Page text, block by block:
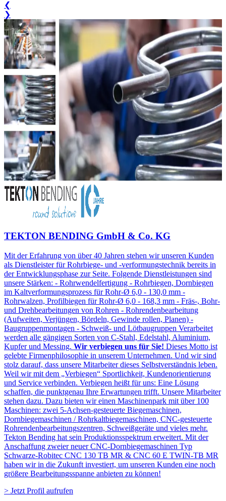
❮
❯
TEKTON BENDING GmbH & Co. KG
Mit der Erfahrung von über 40 Jahren stehen wir unseren Kunden
als Dienstleister für Rohrbiege- und -verformungstechnik bereits in
der Entwicklungsphase zur Seite. Folgende Dienstleistungen sind
unsere Stärken: - Rohrwendelfertigung - Rohrbiegen, Dornbiegen
im Kaltverformungsprozess für Rohr-Ø 6,0 - 130,0 mm -
Rohrwalzen, Profilbiegen für Rohr-Ø 6,0 - 168,3 mm - Fräs-, Bohr-
und Drehbearbeitungen von Rohren - Rohrendenbearbeitung
(Aufweiten, Verjüngen, Bördeln, Gewinde rollen, Planen) -
Baugruppenmontagen - Schweiß- und Lötbaugruppen Verarbeitet
werden alle gängigen Sorten von C-Stahl, Edelstahl, Aluminium,
Kupfer und Messing. Wir verbiegen uns für Sie! Dieses Motto ist
gelebte Firmenphilosophie in unserem Unternehmen. Und wir sind
stolz darauf, dass unsere Mitarbeiter dieses Selbstverständnis leben.
Weil wir mit dem „Verbiegen“ Sportlichkeit, Kundenorientierung
und Service verbinden. Verbiegen heißt für uns: Eine Lösung
schaffen, die punktgenau Ihre Erwartungen trifft. Unsere Mitarbeiter
stehen dazu. Dazu bieten wir einen Maschinenpark mit über 100
Maschinen: zwei 5-Achsen-gesteuerte Biegemaschinen,
Dornbiegemaschinen / Rohrkaltbiegemaschinen, CNC-gesteuerte
Rohrendenbearbeitungszentren, Schweißgeräte und vieles mehr.
Tekton Bending hat sein Produktionsspektrum erweitert. Mit der
Anschaffung zweier neuer CNC-Dornbiegemaschinen Typ
Schwarze-Robitec CNC 130 TB MR & CNC 60 E TWIN-TB MR
haben wir in die Zukunft investiert, um unseren Kunden eine noch
größere Bearbeitungsspanne anbieten zu können!
> Jetzt Profil aufrufen